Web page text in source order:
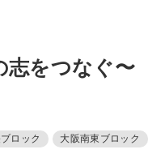
志をつなぐ〜
ロック 大阪南東ブロック